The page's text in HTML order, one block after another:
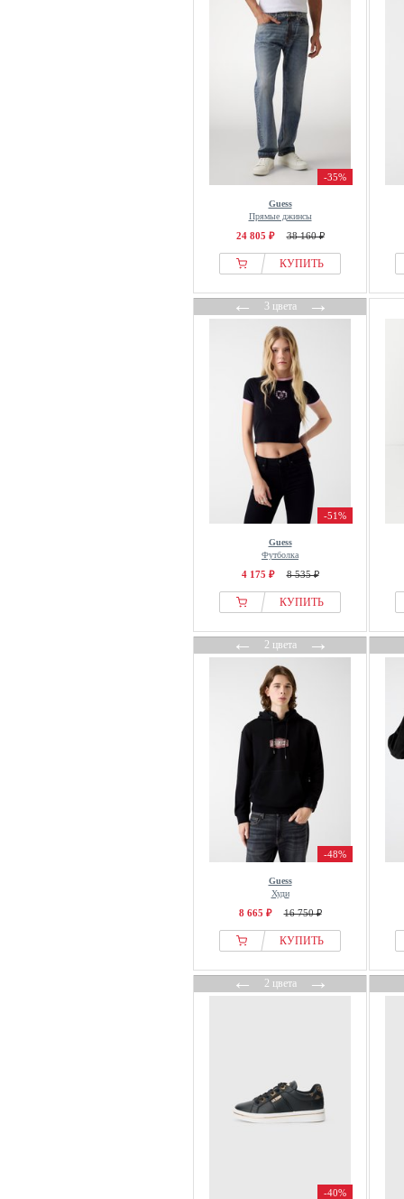
-35%
Guess
Прямые джинсы
24 805 ₽ 38 160 ₽
КУПИТЬ
←3 цвета→
-51%
Guess
Футболка
4 175 ₽ 8 535 ₽
КУПИТЬ
←2 цвета→
-48%
Guess
Худи
8 665 ₽ 16 750 ₽
КУПИТЬ
←2 цвета→
-40%